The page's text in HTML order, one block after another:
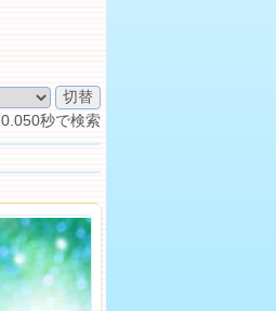
0.050秒で検索